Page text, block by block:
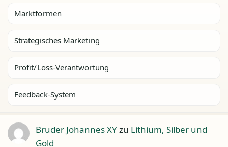
Marktformen
Strategisches Marketing
Profit/Loss-Verantwortung
Feedback-System
Bruder Johannes XYzu Lithium, Silber und
Gold